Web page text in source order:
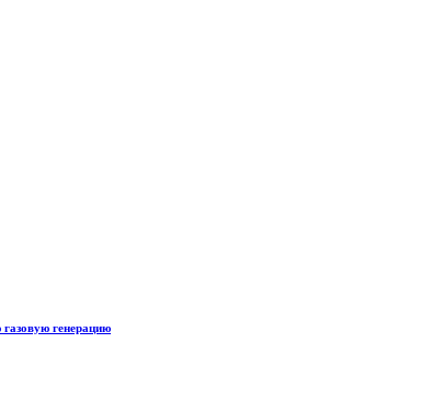
газовую генерацию